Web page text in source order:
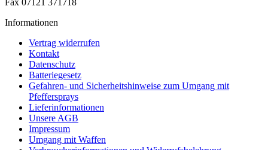
Informationen
Vertrag widerrufen
Kontakt
Datenschutz
Batteriegesetz
Gefahren- und Sicherheitshinweise zum Umgang mit
Pfeffersprays
Lieferinformationen
Unsere AGB
Impressum
Umgang mit Waffen